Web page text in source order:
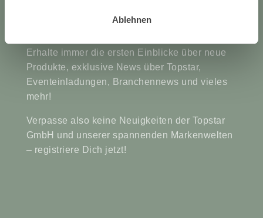
Ablehnen
Erhalte immer die ersten Einblicke über neue
Produkte, exklusive News über Topstar,
Eventeinladungen, Branchennews und vieles
mehr!
Verpasse also keine Neuigkeiten der Topstar
GmbH und unserer spannenden Markenwelten
– registriere Dich jetzt!